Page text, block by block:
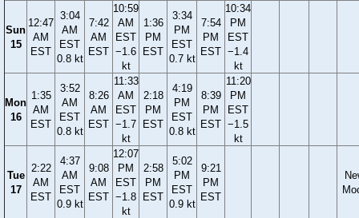
Sun
15
12:47
AM
EST
3:04
AM
EST
0.8 kt
7:42
AM
EST
10:59
AM
EST
−1.6
kt
1:36
PM
EST
3:34
PM
EST
0.7 kt
7:54
PM
EST
10:34
PM
EST
−1.4
kt
Mon
16
1:35
AM
EST
3:52
AM
EST
0.8 kt
8:26
AM
EST
11:33
AM
EST
−1.7
kt
2:18
PM
EST
4:19
PM
EST
0.8 kt
8:39
PM
EST
11:20
PM
EST
−1.5
kt
Tue
17
2:22
AM
EST
4:37
AM
EST
0.9 kt
9:08
AM
EST
12:07
PM
EST
−1.8
kt
2:58
PM
EST
5:02
PM
EST
0.9 kt
9:21
PM
EST